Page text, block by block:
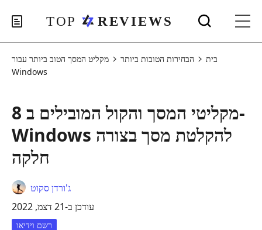
בית הבחירות הטובות ביותר
מקליט המסך הטוב ביותר עבור
Windows
8 מקליטי המסך והקול המובילים ב-
Windows להקלטת מסך בצורה
חלקה
ג'ורדן סקוט
עודכן ב-21 דצמ, 2022
רשם וידיאו